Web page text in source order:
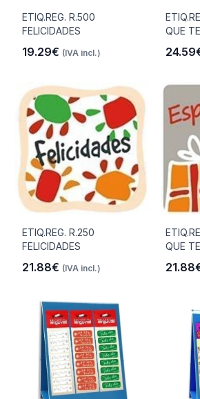
ETIQ.REG. R.500
FELICIDADES
19.29€ (IVA incl.)
QUE
ETIQ.REG. R.250
FELICIDADES
21.88€ (IVA incl.)
QUE